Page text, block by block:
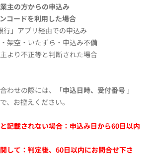
主の方からの申込み
コードを利用した場合
行」アプリ経由での申込み
架空・いたずら・申込み不備
より不正等と判断された場合
わせの際には、「申込日時、受付番号 」
、お控えください。
記載されない場合：申込み日から60日以内
して：判定後、60日以内にお問合せ下さ